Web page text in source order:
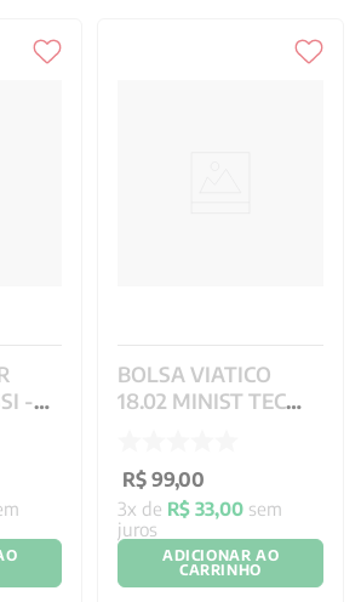
-
BOLSA VIATICO
18.02 MINIST TEC
R$ 99,00
3x de R$ 33,00 sem
juros
ADICIONAR AO
CARRINHO